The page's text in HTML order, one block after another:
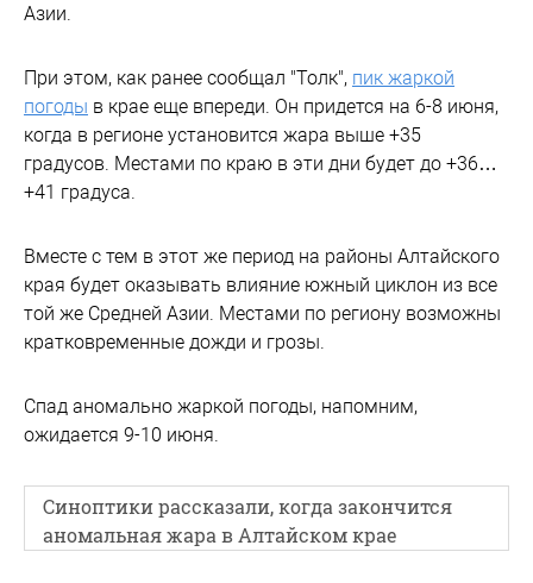
Азии.
При этом, как ранее сообщал "Толк", пик жаркой
погоды в крае еще впереди. Он придется на 6-8 июня,
когда в регионе установится жара выше +35
градусов. Местами по краю в эти дни будет до +36…
+41 градуса.
Вместе с тем в этот же период на районы Алтайского
края будет оказывать влияние южный циклон из все
той же Средней Азии. Местами по региону возможны
кратковременные дожди и грозы.
Спад аномально жаркой погоды, напомним,
ожидается 9-10 июня.
Синоптики рассказали, когда закончится
аномальная жара в Алтайском крае